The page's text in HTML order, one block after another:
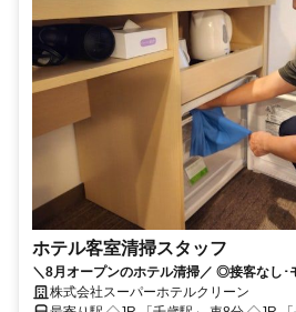
ホテル客室清掃スタッフ
＼8月オープンのホテル清掃／ ◎接客なし
料P有)
株式会社スーパーホテルクリーン